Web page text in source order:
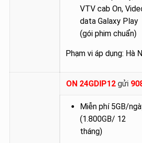
VTV cab On,
data Galaxy Play
(gói phim chuẩn)
Phạm vi áp dụng: Hà
ON 24GDIP12 gửi
Miễn phí 5GB/
(1.800GB/ 12
tháng)